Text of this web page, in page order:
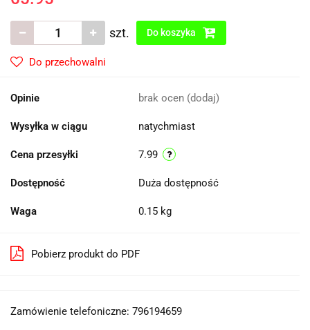
szt. Do koszyka
Do przechowalni
Opinie brak ocen (dodaj)
Wysyłka w ciągu natychmiast
Cena przesyłki 7.99
Dostępność Duża dostępność
Waga 0.15 kg
Pobierz produkt do PDF
Zamówienie telefoniczne: 796194659